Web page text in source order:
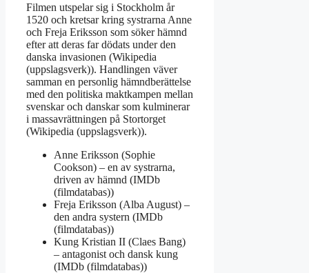
Filmen utspelar sig i Stockholm år
1520 och kretsar kring systrarna Anne
och Freja Eriksson som söker hämnd
efter att deras far dödats under den
danska invasionen (Wikipedia
(uppslagsverk)). Handlingen väver
samman en personlig hämndberättelse
med den politiska maktkampen mellan
svenskar och danskar som kulminerar
i massavrättningen på Stortorget
(Wikipedia (uppslagsverk)).
Anne Eriksson (Sophie
Cookson) – en av systrarna,
driven av hämnd (IMDb
(filmdatabas))
Freja Eriksson (Alba August) –
den andra systern (IMDb
(filmdatabas))
Kung Kristian II (Claes Bang)
– antagonist och dansk kung
(IMDb (filmdatabas))